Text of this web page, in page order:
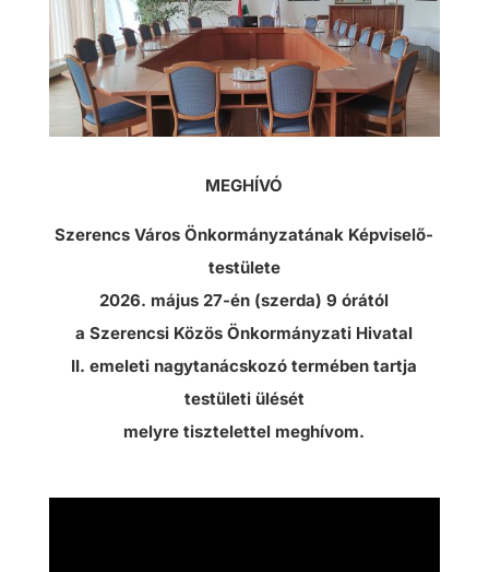
MEGHÍVÓ
Szerencs Város Önkormányzatának Képviselő-
testülete
2026. május 27-én (szerda) 9 órától
a Szerencsi Közös Önkormányzati Hivatal
II. emeleti nagytanácskozó termében tartja
testületi ülését
melyre tisztelettel meghívom.